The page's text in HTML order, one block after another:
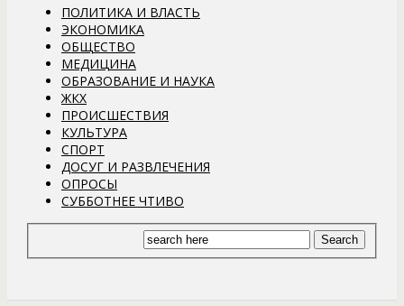
ПОЛИТИКА И ВЛАСТЬ
ЭКОНОМИКА
ОБЩЕСТВО
МЕДИЦИНА
ОБРАЗОВАНИЕ И НАУКА
ЖКХ
ПРОИСШЕСТВИЯ
КУЛЬТУРА
СПОРТ
ДОСУГ И РАЗВЛЕЧЕНИЯ
ОПРОСЫ
СУББОТНЕЕ ЧТИВО